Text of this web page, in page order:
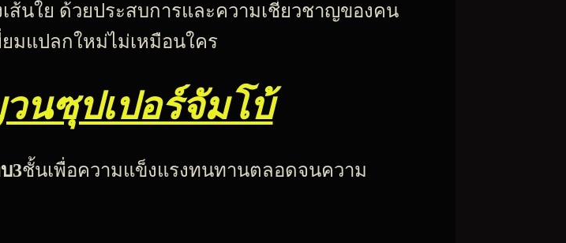
ส้นใย ด้วยประสบการและความเชี่ยวชาญของคน
มแปลกใหม่ไม่เหมือนใคร
นซุปเปอร์จัมโบ้
3ชั้นเพื่อความแข็งแรงทนทานตลอดจนความ